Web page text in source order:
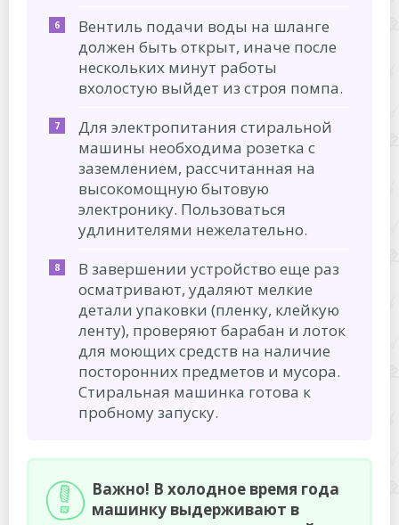
Вентиль подачи воды на шланге
должен быть открыт, иначе после
нескольких минут работы
вхолостую выйдет из строя помпа.
Для электропитания стиральной
машины необходима розетка с
заземлением, рассчитанная на
высокомощную бытовую
электронику. Пользоваться
удлинителями нежелательно.
В завершении устройство еще раз
осматривают, удаляют мелкие
детали упаковки (пленку, клейкую
ленту), проверяют барабан и лоток
для моющих средств на наличие
посторонних предметов и мусора.
Стиральная машинка готова к
пробному запуску.
Важно! В холодное время года
машинку выдерживают в